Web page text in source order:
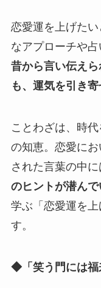
恋愛運を上げた
なアプローチや占
昔から言い伝え
も、運気を引き
ことわざは、時
の知恵。恋愛に
された言葉の中に
のヒントが潜ん
学ぶ「恋愛運を
す。
◆「笑う門には福